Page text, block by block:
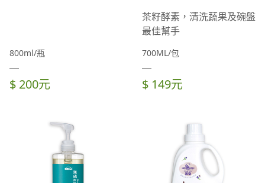
800ml/瓶
$ 200元
茶籽酵素，清洗蔬果及碗盤
最佳幫手
700ML/包
$ 149元